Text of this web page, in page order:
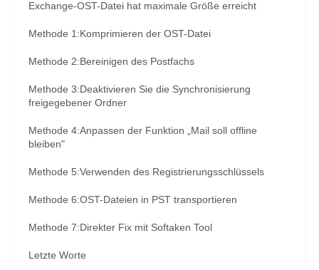
Exchange-OST-Datei hat maximale Größe erreicht
Methode 1:Komprimieren der OST-Datei
Methode 2:Bereinigen des Postfachs
Methode 3:Deaktivieren Sie die Synchronisierung
freigegebener Ordner
Methode 4:Anpassen der Funktion „Mail soll offline
bleiben"
Methode 5:Verwenden des Registrierungsschlüssels
Methode 6:OST-Dateien in PST transportieren
Methode 7:Direkter Fix mit Softaken Tool
Letzte Worte